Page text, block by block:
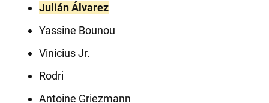
Julián Álvarez
Yassine Bounou
Vinicius Jr.
Rodri
Antoine Griezmann